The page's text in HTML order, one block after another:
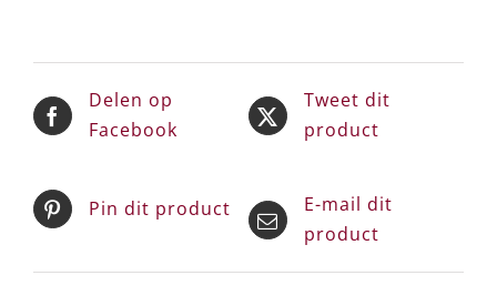
Delen op
Facebook
Tweet dit
product
Pin dit product
E-mail dit
product